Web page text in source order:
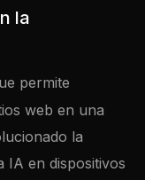
la
permite
web en una
la
IA en dispositivos